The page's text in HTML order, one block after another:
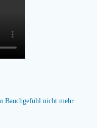
Bauchgefühl nicht mehr